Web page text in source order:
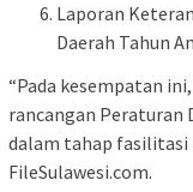
Laporan
Daerah Tahun
“Pada kesempatan
rancangan Peraturan
dalam tahap fasilitasi
FileSulawesi.com.